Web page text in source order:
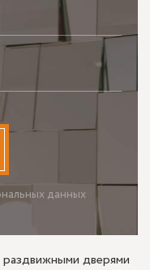
данных
дверями